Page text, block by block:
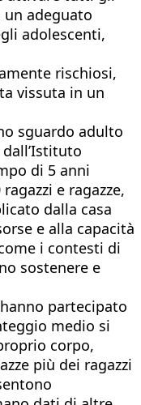
adeguato
adolescenti,
rischiosi,
vissuta in un
sguardo adulto
di 5 anni
e ragazze,
dalla casa
e alla capacità
i contesti di
sostenere e
partecipato
medio si
corpo,
più dei ragazzi